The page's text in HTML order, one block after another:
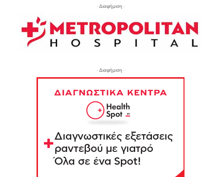
- Διαφήμιση -
- Διαφήμιση -